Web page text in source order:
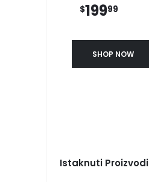
$19999
SHOP NOW
Istaknuti Proizvodi